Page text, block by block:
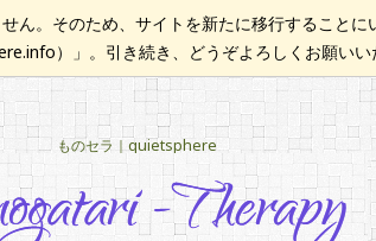
ん。そのため、サイトを新たに移行すること
）」。引き続き、どうぞよろしくお願いい
ものセラ｜quietsphere